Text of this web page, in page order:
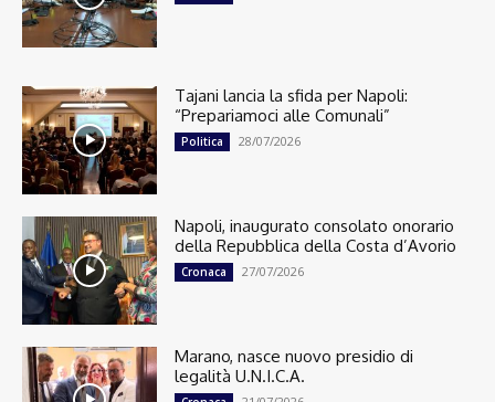
Tajani lancia la sfida per Napoli:
“Prepariamoci alle Comunali”
Politica 28/07/2026
Napoli, inaugurato consolato onorario
della Repubblica della Costa d’Avorio
Cronaca 27/07/2026
Marano, nasce nuovo presidio di
legalità U.N.I.C.A.